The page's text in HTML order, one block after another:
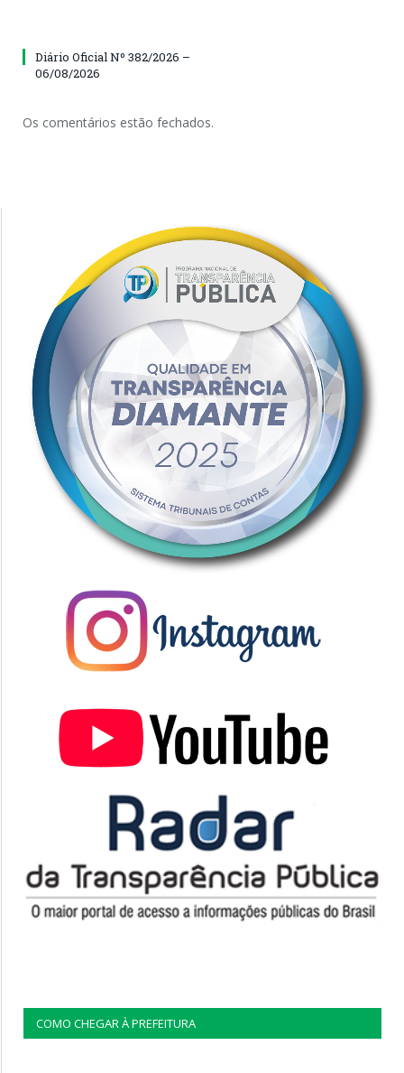
Diário Oficial Nº 382/2026 –
06/08/2026
Os comentários estão fechados.
COMO CHEGAR À PREFEITURA